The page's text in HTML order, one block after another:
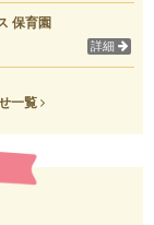
保育園
詳細
一覧